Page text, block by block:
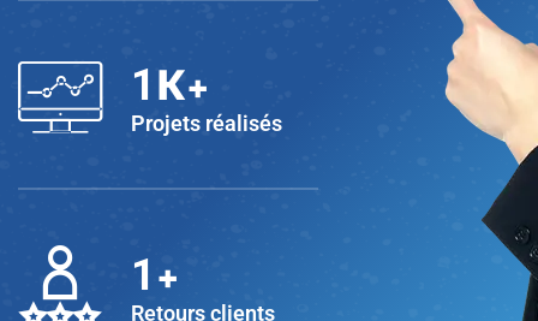
1 K+
Projets réalisés
1 +
Retours clients